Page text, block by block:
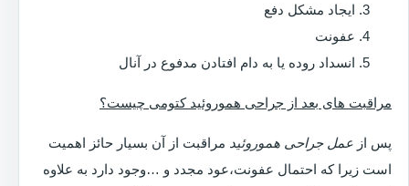
ایجاد مشکل دفع
عفونت
انسداد روده یا به دام افتادن مدفوع در آنال
مراقبت های بعد از جراحی هموروئید کتومی چیست؟
پس از عمل جراحی هموروئید مراقبت از آن بسیار حائز اهمیت
است زیرا که احتمال عفونت،عود مجدد و …وجود دارد به علاوه